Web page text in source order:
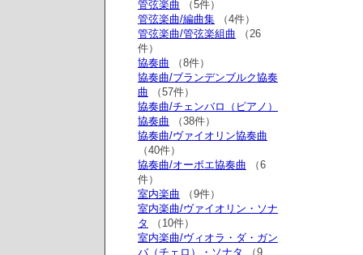
管弦楽曲 （5件）
管弦楽曲/編曲集 （4件）
管弦楽曲/管弦楽組曲 （26
件）
協奏曲 （8件）
協奏曲/ブランデンブルク協奏
曲 （57件）
協奏曲/チェンバロ（ピアノ）
協奏曲 （38件）
協奏曲/ヴァイオリン協奏曲
（40件）
協奏曲/オーボエ協奏曲 （6
件）
室内楽曲 （9件）
室内楽曲/ヴァイオリン・ソナ
タ
（10件）
室内楽曲/ヴィオラ・ダ・ガン
バ（チェロ）・ソナタ
（9